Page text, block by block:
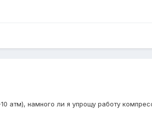
атм), намного ли я упрощу работу